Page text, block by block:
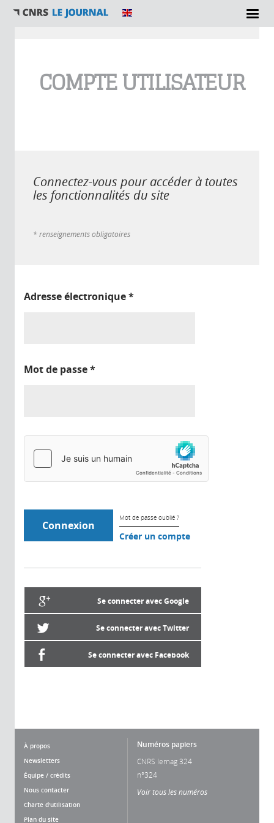
COMPTE UTILISATEUR
Connectez-vous pour accéder à toutes
les fonctionnalités du site
* renseignements obligatoires
Adresse électronique*
Mot de passe*
Mot de passe oublié ?
Créer un compte
Se connecter avec Google
Se connecter avec Twitter
Se connecter avec Facebook
À propos
Newsletters
Équipe / crédits
Nous contacter
Charte d'utilisation
Plan du site
Numéros papiers
CNRS lemag 324
n°324
Voir tous les numéros